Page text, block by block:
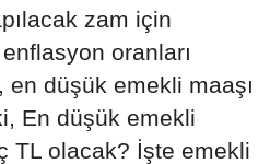
zam için
oranları
düşük emekli maaşı
En düşük emekli
TL olacak? İşte emekli